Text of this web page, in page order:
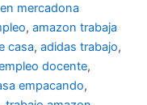
mercadona
, amazon trabaja
casa, adidas trabajo,
docente,
empacando,